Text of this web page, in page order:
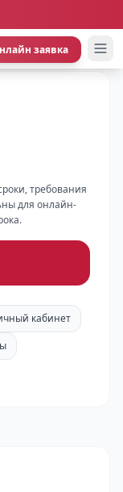
заявка
требования
для онлайн-
кабинет